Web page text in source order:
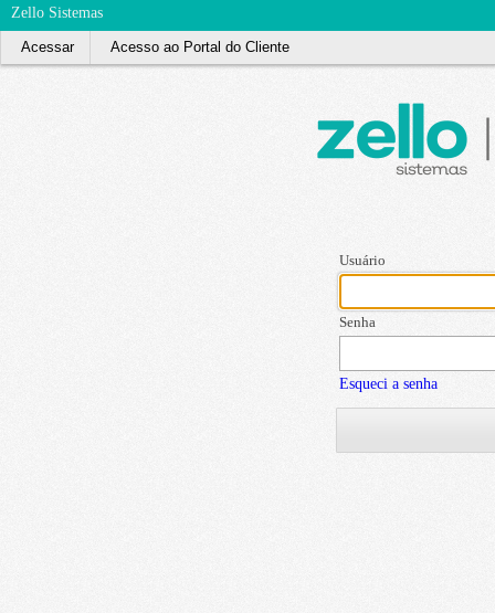
Zello Sistemas
Acessar Acesso ao Portal do Cliente
Usuário
Senha
Esqueci a senha